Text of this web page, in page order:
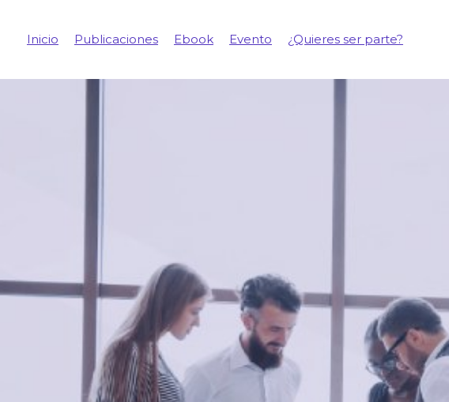
Inicio Publicaciones Ebook Evento ¿Quieres ser parte?